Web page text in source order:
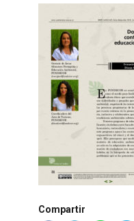
Compartir